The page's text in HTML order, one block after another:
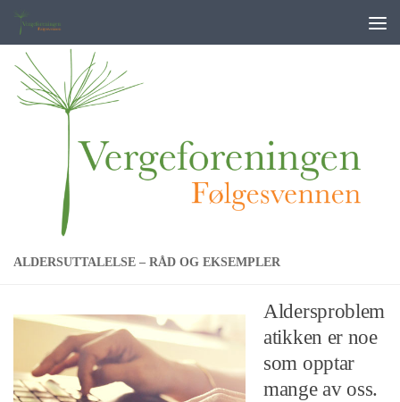
Skip to content
ALDERSUTTALELSE – RÅD OG EKSEMPLER
Aldersproblem
atikken er noe
som opptar
mange av oss.